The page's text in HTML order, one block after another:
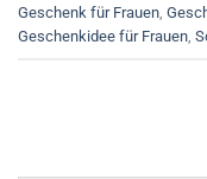
Geschenk für Frauen,
Geschenkidee für Frauen,